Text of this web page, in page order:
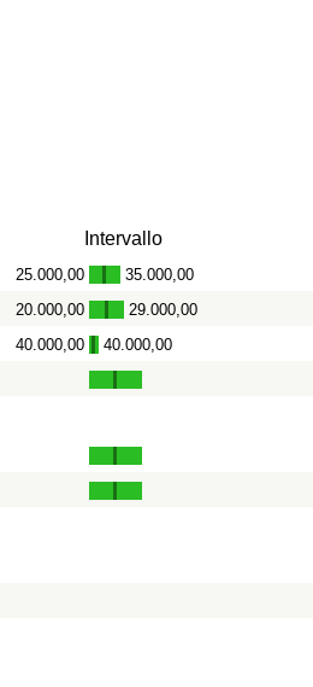
Intervallo
25.000,00 - 35.000,00
20.000,00 - 29.000,00
40.000,00 - 40.000,00